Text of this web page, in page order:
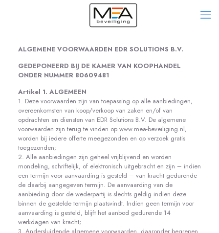
ALGEMENE VOORWAARDEN EDR SOLUTIONS B.V.
GEDEPONEERD BIJ DE KAMER VAN KOOPHANDEL
ONDER NUMMER 80609481
Artikel 1. ALGEMEEN
1. Deze voorwaarden zijn van toepassing op alle aanbiedingen,
overeenkomsten van koop/verkoop van zaken en/of van
opdrachten en diensten van EDR Solutions B.V. De algemene
voorwaarden zijn terug te vinden op www.mea-beveiliging.nl,
worden bij iedere offerte meegezonden en op verzoek gratis
toegezonden;
2. Alle aanbiedingen zijn geheel vrijblijvend en worden
mondeling, schriftelijk, of elektronisch uitgebracht en zijn – indien
een termijn voor aanvaarding is gesteld – van kracht gedurende
de daarbij aangegeven termijn. De aanvaarding van de
aanbieding door de wederpartij is slechts geldig indien deze
binnen de gestelde termijn plaatsvindt. Indien geen termijn voor
aanvaarding is gesteld, blijft het aanbod gedurende 14
werkdagen van kracht;